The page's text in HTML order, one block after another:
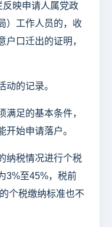
反映申请人属党政
）工作人员的，收
户口迁出的证明，
动的记录。
满足的基本条件，
开始申请落户。
纳税情况进行个税
3%至45%，税前
个税缴纳标准也不